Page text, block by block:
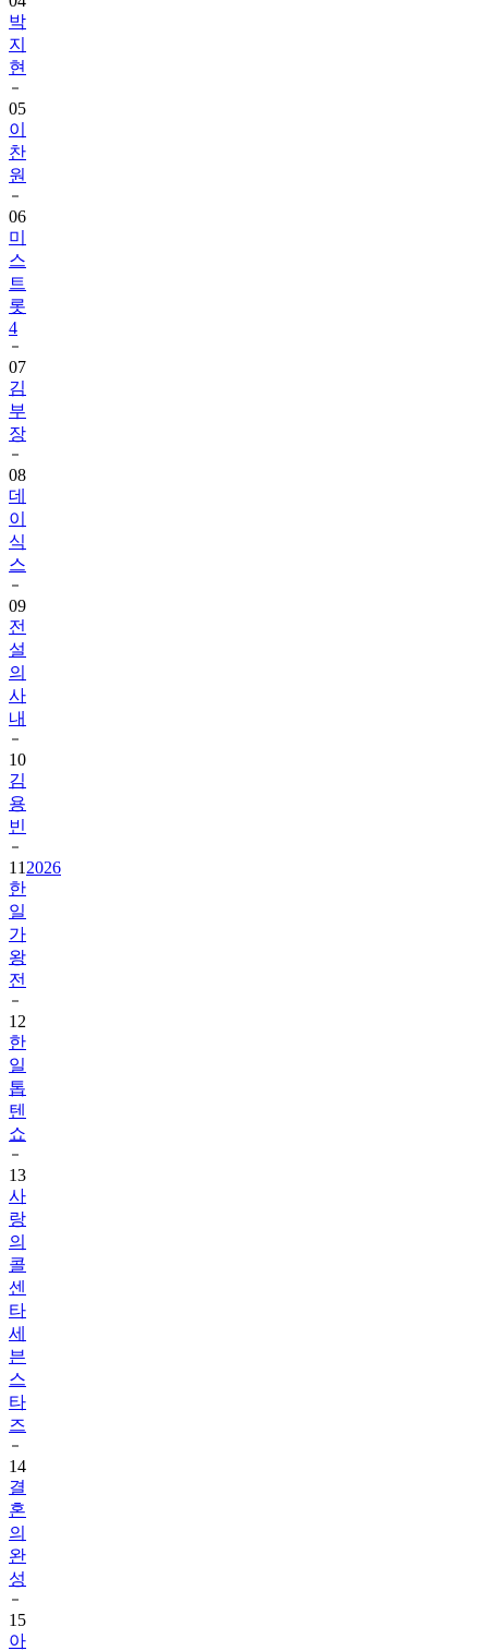
박
지
현
05
이
찬
원
06
미
스
트
롯
4
07
김
부
장
08
데
이
식
스
09
전
설
의
사
내
10
김
용
빈
11 2026
한
일
가
왕
전
12
한
일
톱
텐
쇼
13
사
랑
의
콜
센
타
세
븐
스
타
즈
14
결
혼
의
완
성
15
아